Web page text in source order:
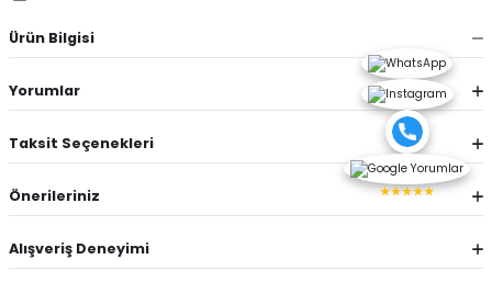
Ürün Bilgisi
Yorumlar
Taksit Seçenekleri
Önerileriniz
Alışveriş Deneyimi
★★★★★